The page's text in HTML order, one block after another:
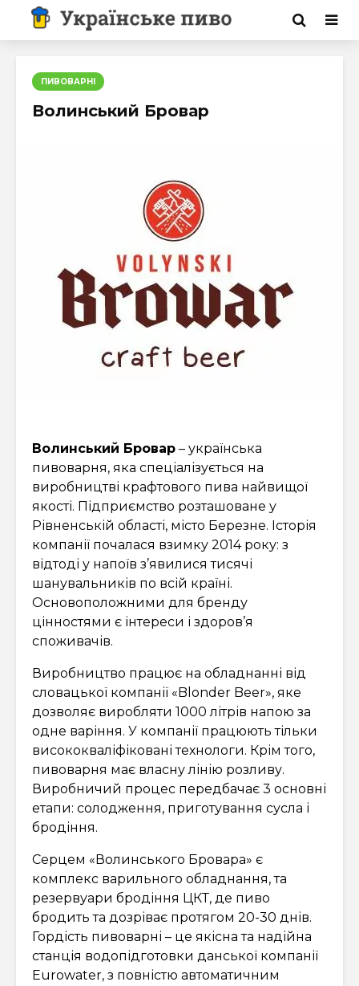
ПИВОВАРНІ
Волинський Бровар
Волинський Бровар – українська
пивоварня, яка спеціалізується на
виробництві крафтового пива найвищої
якості. Підприємство розташоване у
Рівненській області, місто Березне. Історія
компанії почалася взимку 2014 року: з
відтоді у напоїв з’явилися тисячі
шанувальників по всій країні.
Основоположними для бренду
цінностями є інтереси і здоров’я
споживачів.
Виробництво працює на обладнанні від
словацької компанії «Blonder Beer», яке
дозволяє виробляти 1000 літрів напою за
одне варіння. У компанії працюють тільки
висококваліфіковані технологи. Крім того,
пивоварня має власну лінію розливу.
Виробничий процес передбачає 3 основні
етапи: солодження, приготування сусла і
бродіння.
Серцем «Волинського Бровара» є
комплекс варильного обладнання, та
резервуари бродіння ЦКТ, де пиво
бродить та дозріває протягом 20-30 днів.
Гордість пивоварні – це якісна та надійна
станція водопідготовки данської компанії
Eurowater, з повністю автоматичним